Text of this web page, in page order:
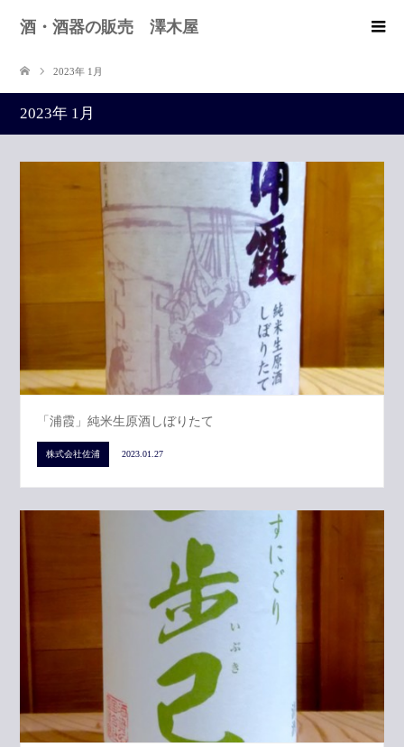
酒・酒器の販売 澤木屋
2023年 1月
2023年 1月
「浦霞」純米生原酒しぼりたて
株式会社佐浦 2023.01.27